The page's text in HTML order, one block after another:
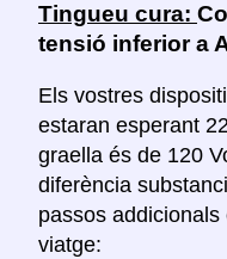
Tingueu cura:
tensió inferior a
Els vostres
estaran esperant
graella és de 120
diferència
passos
viatge: